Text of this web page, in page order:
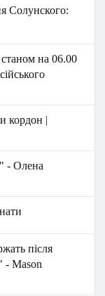
Солунского:
на 06.00
кордон |
- Олена
після
- Маson